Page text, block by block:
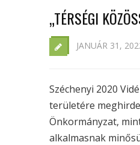
„TÉRSÉGI
JANUÁR 31,
Széchenyi 2020
területére
Önkormányzat,
alkalmasnak